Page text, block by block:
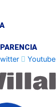
Youtube